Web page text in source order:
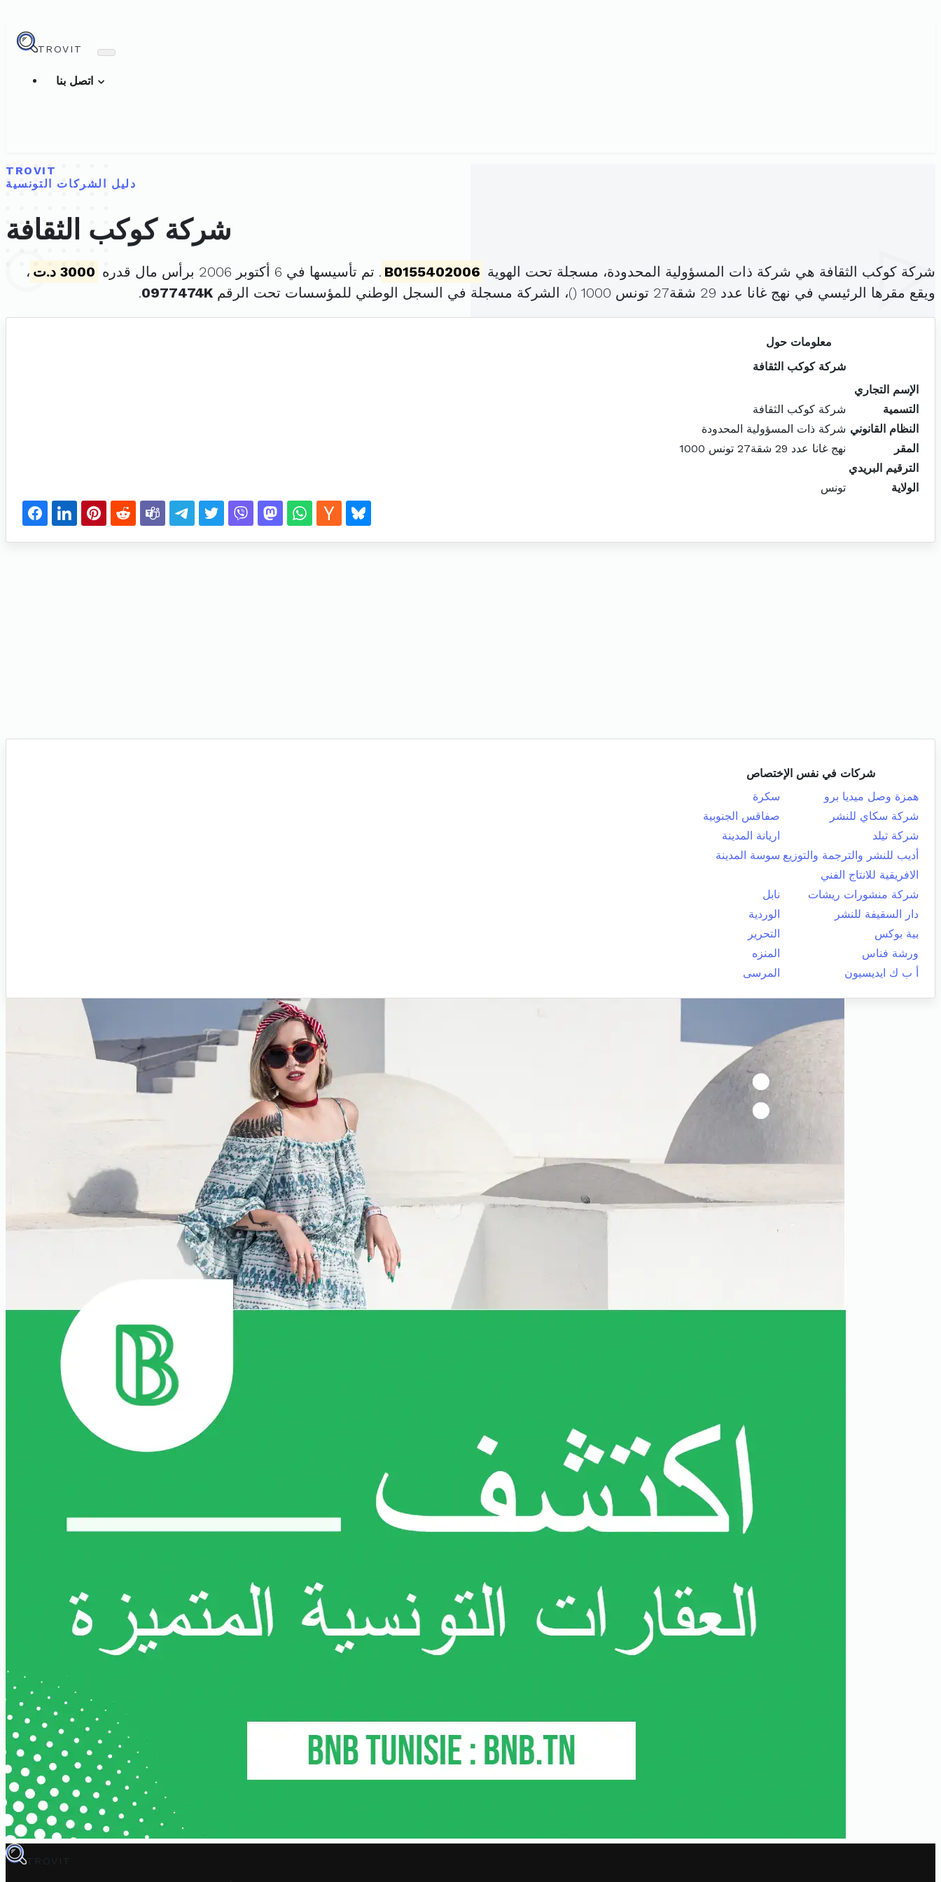
TROVIT
TROVIT
دليل الشركات التونسية
شركة كوكب الثقافة
شركة كوكب الثقافة هي شركة ذات المسؤولية المحدودة، مسجلة تحت الهوية B0155402006 . تم تأسيسها في 6 أكتوبر 2006 برأس مال قدره 3000 د.ت
،
ويقع مقرها الرئيسي في نهج غانا عدد 29 شقة27 تونس 1000 (
)، الشركة مسجلة في السجل الوطني للمؤسسات تحت الرقم 0977474K
.
معلومات حول
شركة كوكب الثقافة
الإسم التجاري
التسمية
شركة كوكب الثقافة
النظام القانوني شركة ذات المسؤولية المحدودة
المقر
نهج غانا عدد 29 شقة27 تونس 1000
الترقيم البريدي
الولاية
تونس
شركات في نفس الإختصاص
همزة وصل ميديا برو
سكرة
شركة سكاي للنشر
صفاقس الجنوبية
شركة تيلد
اريانة المدينة
أديب للنشر والترجمة والتوزيع سوسة المدينة
الافريقية للانتاج الفني
شركة منشورات ريشات
نابل
دار السقيفة للنشر
الوردية
بية بوكس
التحرير
ورشة فناس
المنزه
أ ب ك ايديسيون
المرسى
TROVIT